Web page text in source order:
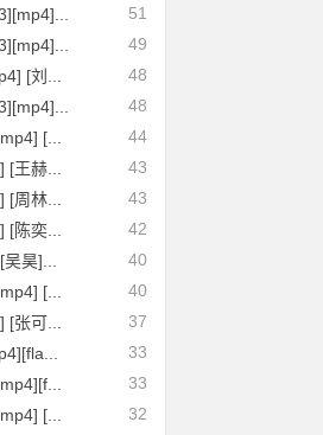
51
49
48
[刘...
48
44
[...
43
[王赫...
43
[周林...
42
[陈奕...
40
昊]...
40
[...
37
[张可...
33
33
32
[...